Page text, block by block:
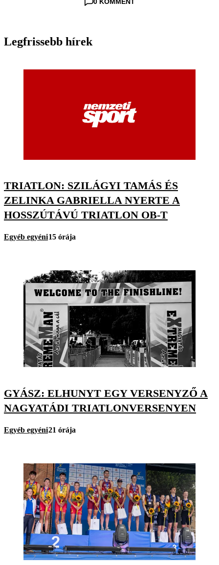
Legfrissebb hírek
TRIATLON: SZILÁGYI TAMÁS ÉS
ZELINKA GABRIELLA NYERTE A
HOSSZÚTÁVÚ TRIATLON OB-T
Egyéb egyéni15 órája
GYÁSZ: ELHUNYT EGY VERSENYZŐ A
NAGYATÁDI TRIATLONVERSENYEN
Egyéb egyéni21 órája